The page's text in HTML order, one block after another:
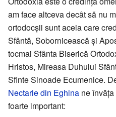
am face altceva decât să nu
ortodocșii sunt aceia care
Sfântă, Sobornicească și
tocmai Sfânta Biserică
Hristos, Mireasa Duhului
Sfinte Sinoade Ecumenice.
Nectarie din Eghina ne
foarte important: